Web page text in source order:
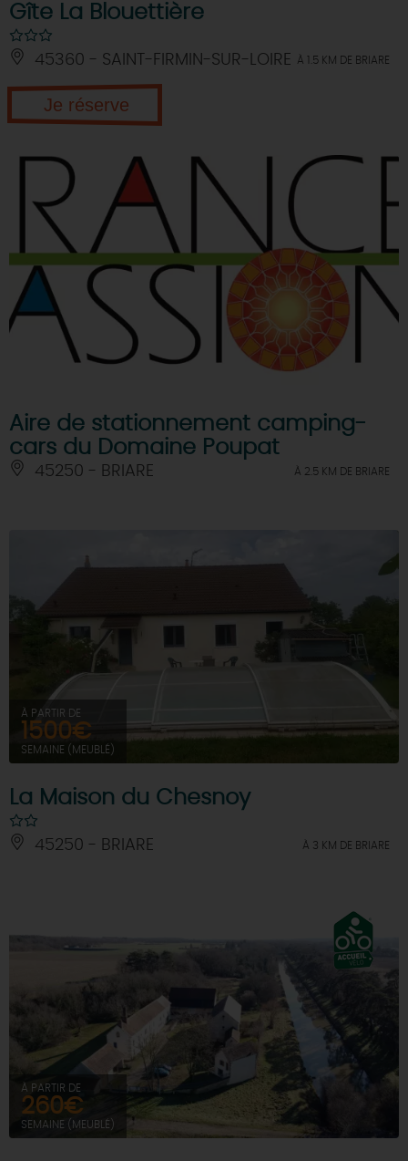
Gîte La Blouettière
45360 - SAINT-FIRMIN-SUR-LOIRE À 1.5 KM DE BRIARE
Je réserve
Aire de stationnement camping-
cars du Domaine Poupat
45250 - BRIARE À 2.5 KM DE BRIARE
À PARTIR DE
1500€
SEMAINE (MEUBLÉ)
La Maison du Chesnoy
45250 - BRIARE À 3 KM DE BRIARE
À PARTIR DE
260€
SEMAINE (MEUBLÉ)